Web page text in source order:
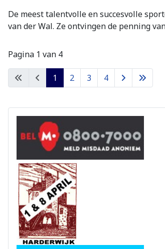
De meest talentvolle en succesvolle
van der Wal. Ze ontvingen de penning
Pagina 1 van 4
1 2 3 4